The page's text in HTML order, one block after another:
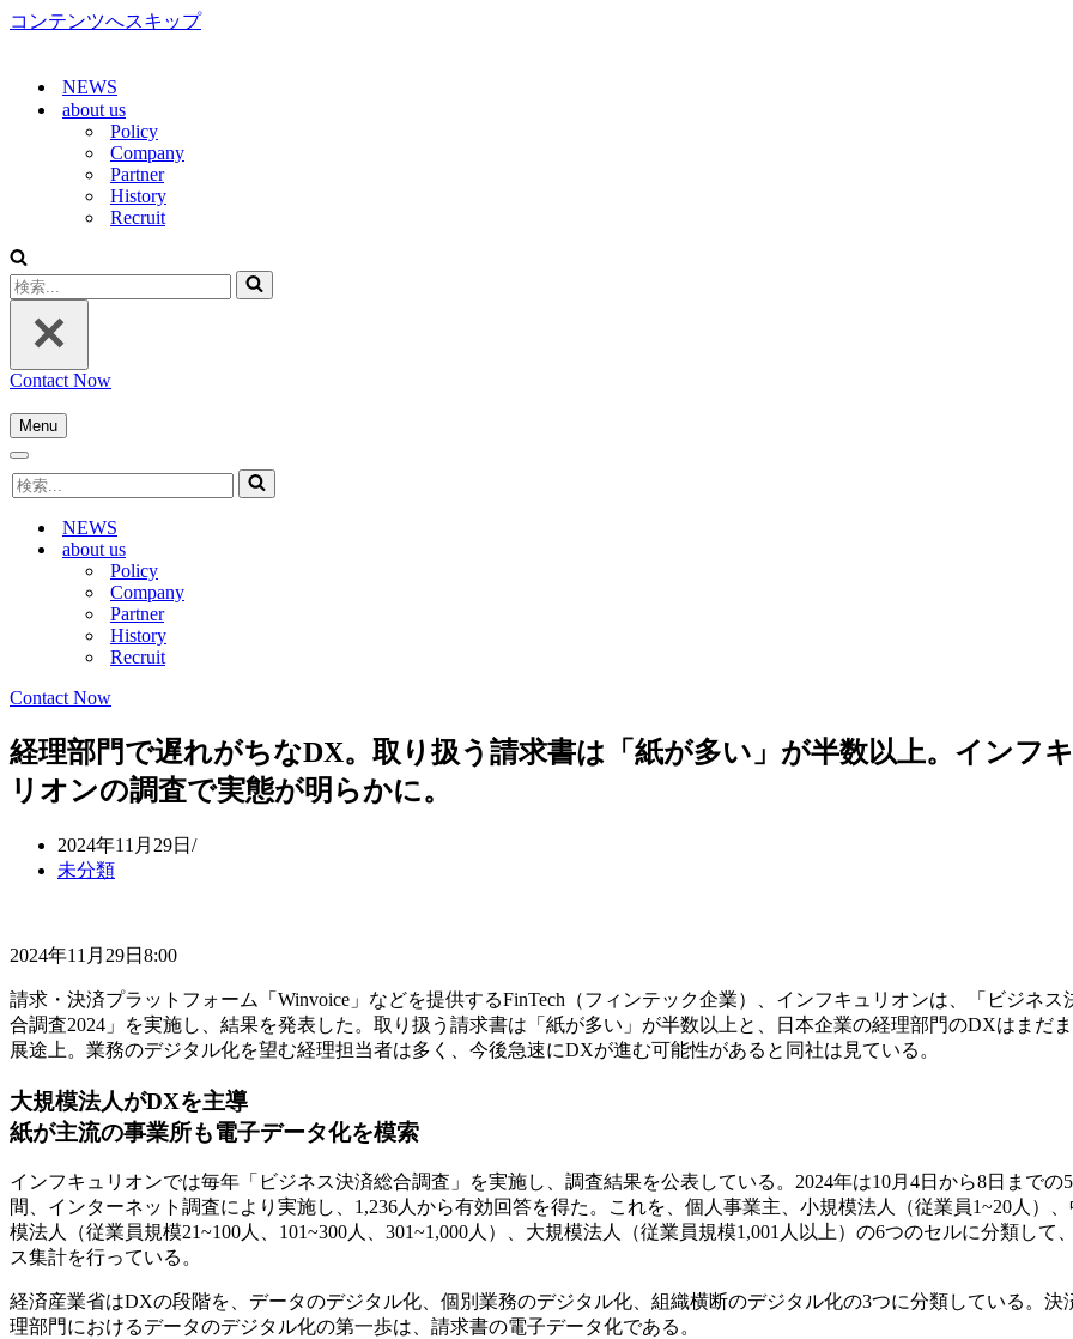
コンテンツへスキップ
NEWS
about us
Policy
Company
Partner
History
Recruit
検
索...
Contact Now
Menu
ナ
ゲ
シ
ョ
ナ
ビ
検
索...
NEWS
about us
Policy
Company
Partner
History
Recruit
Contact Now
経理部門で遅れがちなDX。取り扱う請求書は「紙が多い」が半数以上。インフ
リオンの調査で実態が明らかに。
2024年11月29日
未分類
2024年11月29日8:00
請求・決済プラットフォーム「Winvoice」などを提供するFinTech（フィンテック企業）、インフキュリオンは、「ビジネス
合調査2024」を実施し、結果を発表した。取り扱う請求書は「紙が多い」が半数以上と、日本企業の経理部門のDXはまだ
展途上。業務のデジタル化を望む経理担当者は多く、今後急速にDXが進む可能性があると同社は見ている。
大規模法人がDXを主導
紙が主流の事業所も電子データ化を模索
インフキュリオンでは毎年「ビジネス決済総合調査」を実施し、調査結果を公表している。2024年は10月4日から8日までの5
間、インターネット調査により実施し、1,236人から有効回答を得た。これを、個人事業主、小規模法人（従業員1~20人）、
模法人（従業員規模21~100人、101~300人、301~1,000人）、大規模法人（従業員規模1,001人以上）の6つのセルに分類して
ス集計を行っている。
経済産業省はDXの段階を、データのデジタル化、個別業務のデジタル化、組織横断のデジタル化の3つに分類している。決
理部門におけるデータのデジタル化の第一歩は、請求書の電子データ化である。